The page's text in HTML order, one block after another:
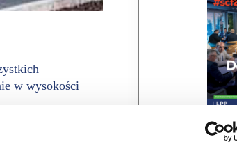
w wysokości
czekają również
Bezpłatna